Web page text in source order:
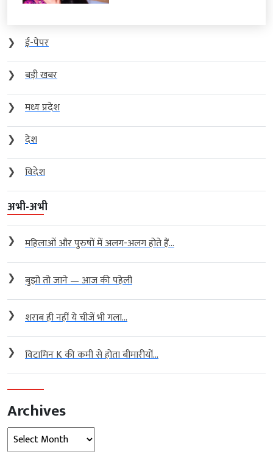
❯
ई-पेपर
❯
बड़ी खबर
❯
मध्य प्रदेश
❯
देश
❯
विदेश
अभी-अभी
❯ महिलाओं और पुरुषों में अलग-अलग होते हैं...
❯ बुझो तो जाने — आज की पहेली
❯ शराब ही नहीं ये चीजें भी गला...
❯ विटामिन K की कमी से होता बीमारीयों...
Archives
Archives